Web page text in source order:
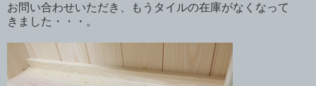
お問い合わせいただき、もうタイルの在庫がなくなって
きました・・・。